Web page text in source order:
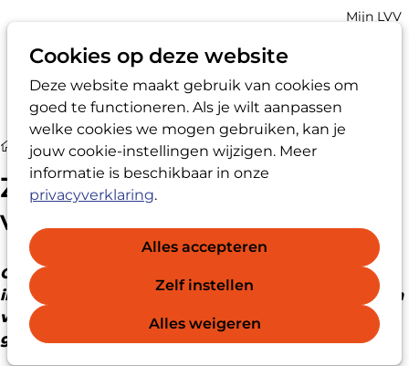
Cookies op deze website
Deze website maakt gebruik van cookies om
goed te functioneren. Als je wilt aanpassen
welke cookies we mogen gebruiken, kan je
jouw cookie-instellingen wijzigen. Meer
informatie is beschikbaar in onze
privacyverklaring.
Alles accepteren
Zelf instellen
Alles weigeren
Zoek
Account
Mijn LVV
Zoek een externe vertrouwens­persoon
Zoek een externe
vertrouwens­persoon
Onderstaande gegevens zijn voor persoonlijk en
individueel gebruik en mogen niet gebruikt worden
voor commerciële doeleinden of voor
groepsverzendingen.